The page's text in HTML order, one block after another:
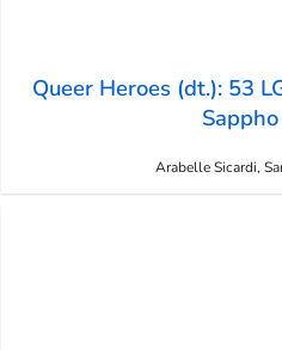
Queer Heroes (dt.): 53
Arabelle Sicardi,